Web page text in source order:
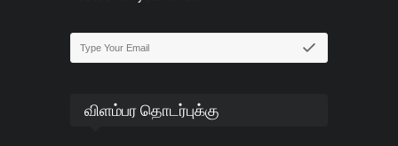
விளம்பர தொடர்புக்கு